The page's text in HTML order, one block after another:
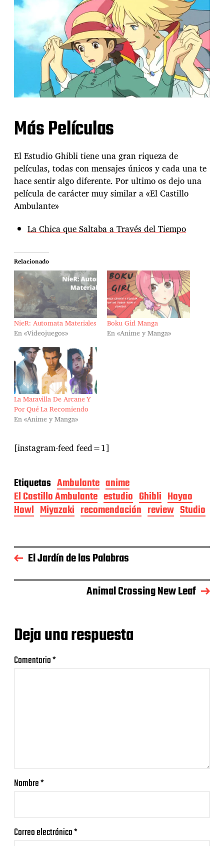
Más Películas
El Estudio Ghibli tiene una gran riqueza de
películas, todas con mensajes únicos y cada una te
hace sentir algo diferente. Por ultimo os dejo una
película de carácter muy similar a «El Castillo
Ambulante»
La Chica que Saltaba a Través del Tiempo
Relacionado
NieR: Automata Materiales
En «Videojuegos»
Boku Girl Manga
En «Anime y Manga»
La Maravilla De Arcane Y
Por Qué La Recomiendo
En «Anime y Manga»
[instagram-feed feed=1]
Etiquetas Ambulante anime
El Castillo Ambulante estudio Ghibli Hayao
Howl Miyazaki recomendación review Studio
El Jardín de las Palabras
Animal Crossing New Leaf
Deja una respuesta
Comentario*
Nombre*
Correo electrónico*